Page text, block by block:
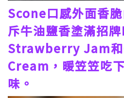
Scone口感外面香
斥牛油鹽香塗滿招
Strawberry Jam
Cream，暖笠笠吃
味。